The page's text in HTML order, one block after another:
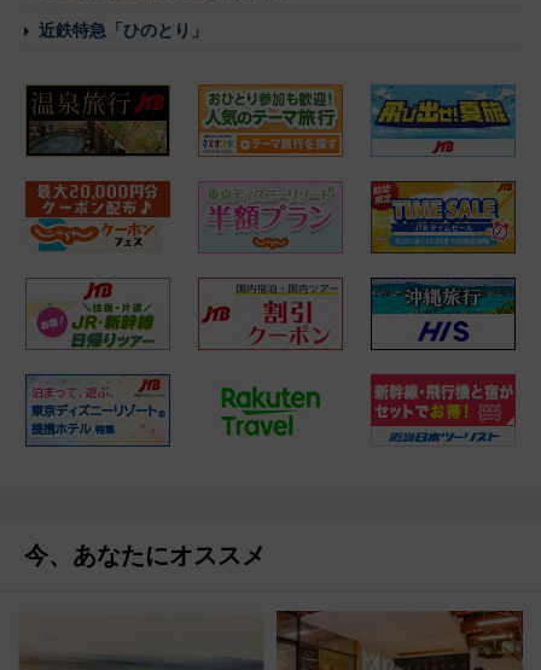
近鉄特急「ひのとり」
今、あなたにオススメ